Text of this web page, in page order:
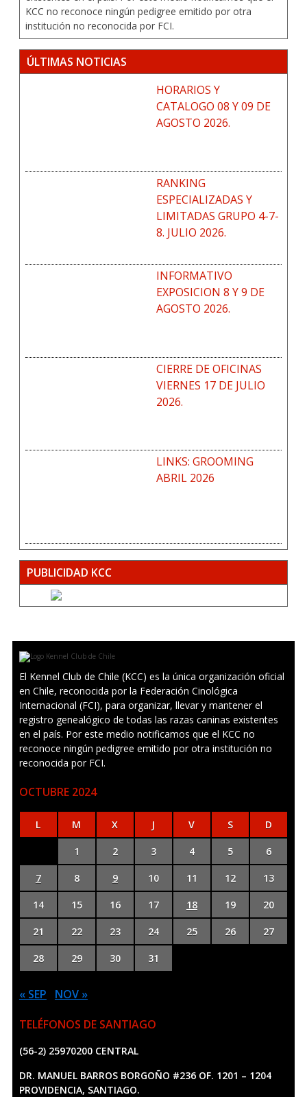
KCC no reconoce ningún pedigree emitido por otra
institución no reconocida por FCI.
ÚLTIMAS NOTICIAS
HORARIOS Y
CATALOGO 08 Y 09 DE
AGOSTO 2026.
RANKING
ESPECIALIZADAS Y
LIMITADAS GRUPO 4-7-
8. JULIO 2026.
INFORMATIVO
EXPOSICION 8 Y 9 DE
AGOSTO 2026.
CIERRE DE OFICINAS
VIERNES 17 DE JULIO
2026.
LINKS: GROOMING
ABRIL 2026
PUBLICIDAD KCC
El Kennel Club de Chile (KCC) es la única organización oficial
en Chile, reconocida por la Federación Cinológica
Internacional (FCI), para organizar, llevar y mantener el
registro genealógico de todas las razas caninas existentes
en el país. Por este medio notificamos que el KCC no
reconoce ningún pedigree emitido por otra institución no
reconocida por FCI.
OCTUBRE 2024
L M X J V S D
1 2 3 4 5 6
7 8 9 10 11 12 13
14 15 16 17 18 19 20
21 22 23 24 25 26 27
28 29 30 31
« SEP
NOV »
TELÉFONOS DE SANTIAGO
(56-2) 25970200 CENTRAL
DR. MANUEL BARROS BORGOÑO #236 OF. 1201 – 1204
PROVIDENCIA, SANTIAGO.